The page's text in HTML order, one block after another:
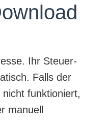
Ihr Steuer-
Falls der
funktioniert,
manuell